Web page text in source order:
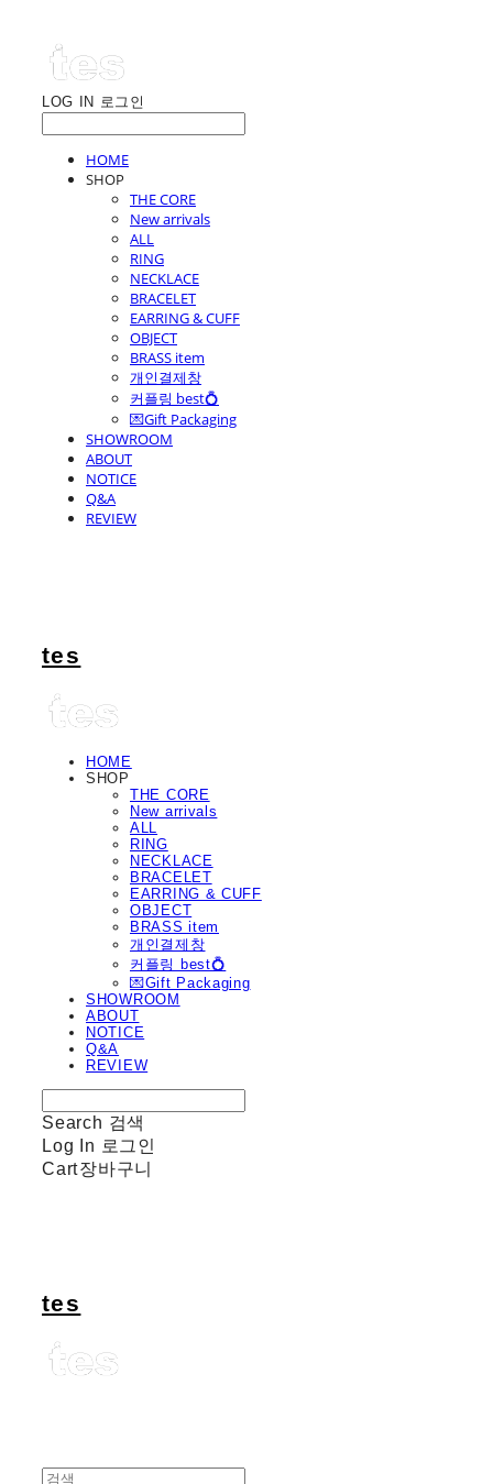
LOG IN 로그인
HOME
SHOP
THE CORE
New arrivals
ALL
RING
NECKLACE
BRACELET
EARRING & CUFF
OBJECT
BRASS item
개인결제창
커플링 best💍
💌Gift Packaging
SHOWROOM
ABOUT
NOTICE
Q&A
REVIEW
tes
HOME
SHOP
THE CORE
New arrivals
ALL
RING
NECKLACE
BRACELET
EARRING & CUFF
OBJECT
BRASS item
개인결제창
커플링 best💍
💌Gift Packaging
SHOWROOM
ABOUT
NOTICE
Q&A
REVIEW
Search 검색
Log In 로그인
Cart장바구니
tes